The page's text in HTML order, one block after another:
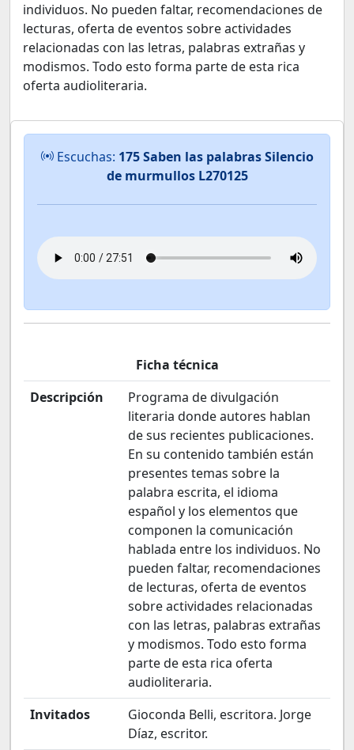
individuos. No pueden faltar, recomendaciones de
lecturas, oferta de eventos sobre actividades
relacionadas con las letras, palabras extrañas y
modismos. Todo esto forma parte de esta rica
oferta audioliteraria.
Escuchas: 175 Saben las palabras Silencio
de murmullos L270125
Ficha técnica
Descripción
Programa de divulgación
literaria donde autores hablan
de sus recientes publicaciones.
En su contenido también están
presentes temas sobre la
palabra escrita, el idioma
español y los elementos que
componen la comunicación
hablada entre los individuos. No
pueden faltar, recomendaciones
de lecturas, oferta de eventos
sobre actividades relacionadas
con las letras, palabras extrañas
y modismos. Todo esto forma
parte de esta rica oferta
audioliteraria.
Invitados
Gioconda Belli, escritora. Jorge
Díaz, escritor.